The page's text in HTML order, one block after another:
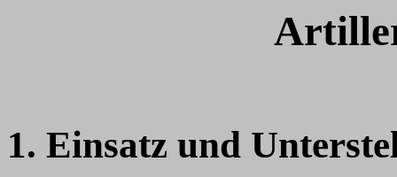
1. Einsatz und